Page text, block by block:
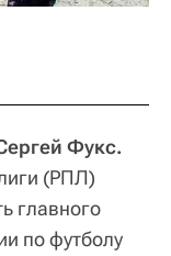
Фукс.
(РПЛ)
главного
по футболу